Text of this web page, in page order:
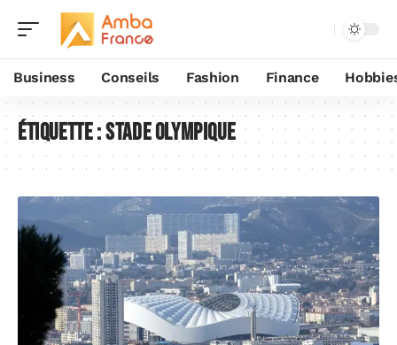
Business Conseils Fashion Finance
Étiquette :stade olympique